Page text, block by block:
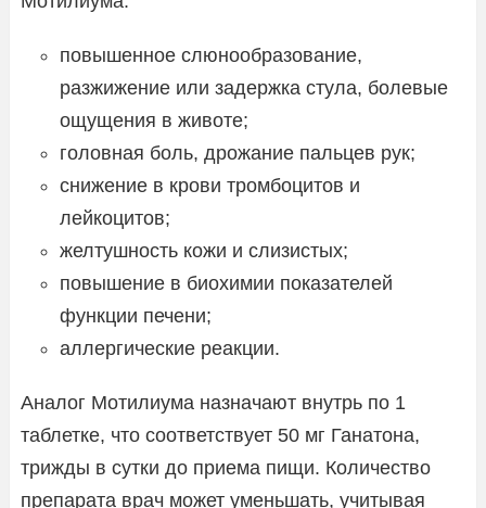
повышенное слюнообразование,
разжижение или задержка стула, болевые
ощущения в животе;
головная боль, дрожание пальцев рук;
снижение в крови тромбоцитов и
лейкоцитов;
желтушность кожи и слизистых;
повышение в биохимии показателей
функции печени;
аллергические реакции.
Аналог Мотилиума назначают внутрь по 1
таблетке, что соответствует 50 мг Ганатона,
трижды в сутки до приема пищи. Количество
препарата врач может уменьшать, учитывая